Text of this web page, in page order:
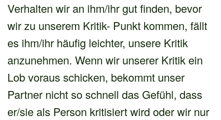
Verhalten wir an ihm/ihr gut finden, bevor
wir zu unserem Kritik- Punkt kommen, fällt
es ihm/ihr häufig leichter, unsere Kritik
anzunehmen. Wenn wir unserer Kritik ein
Lob voraus schicken, bekommt unser
Partner nicht so schnell das Gefühl, dass
er/sie als Person kritisiert wird oder wir nur